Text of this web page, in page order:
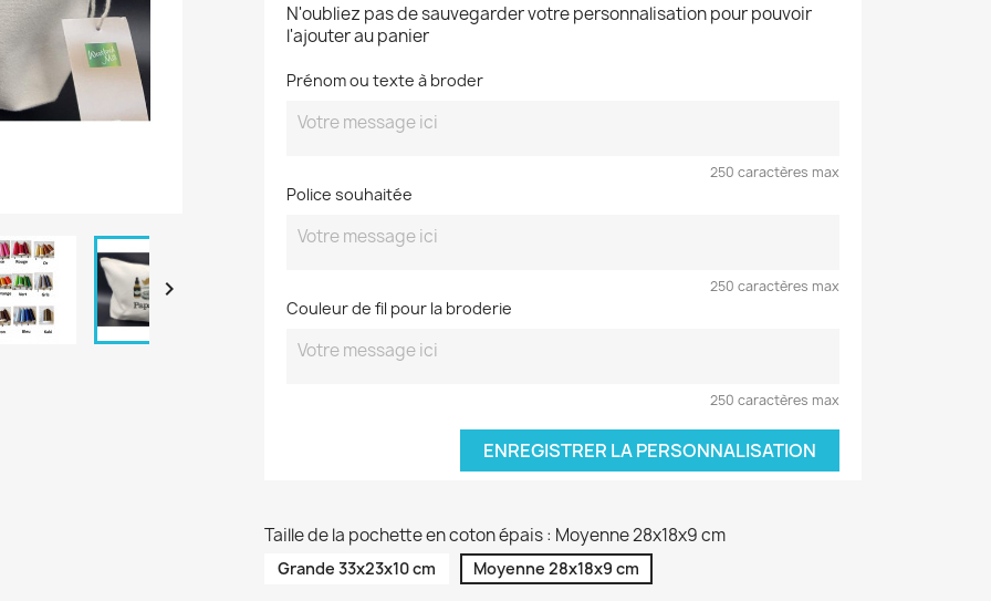

N'oubliez pas de sauvegarder votre personnalisation pour pouvoir
l'ajouter au panier
Prénom ou texte à broder
250 caractères max
Police souhaitée
250 caractères max
Couleur de fil pour la broderie
250 caractères max
ENREGISTRER LA PERSONNALISATION
Taille de la pochette en coton épais : Moyenne 28x18x9 cm
Grande 33x23x10 cm Moyenne 28x18x9 cm